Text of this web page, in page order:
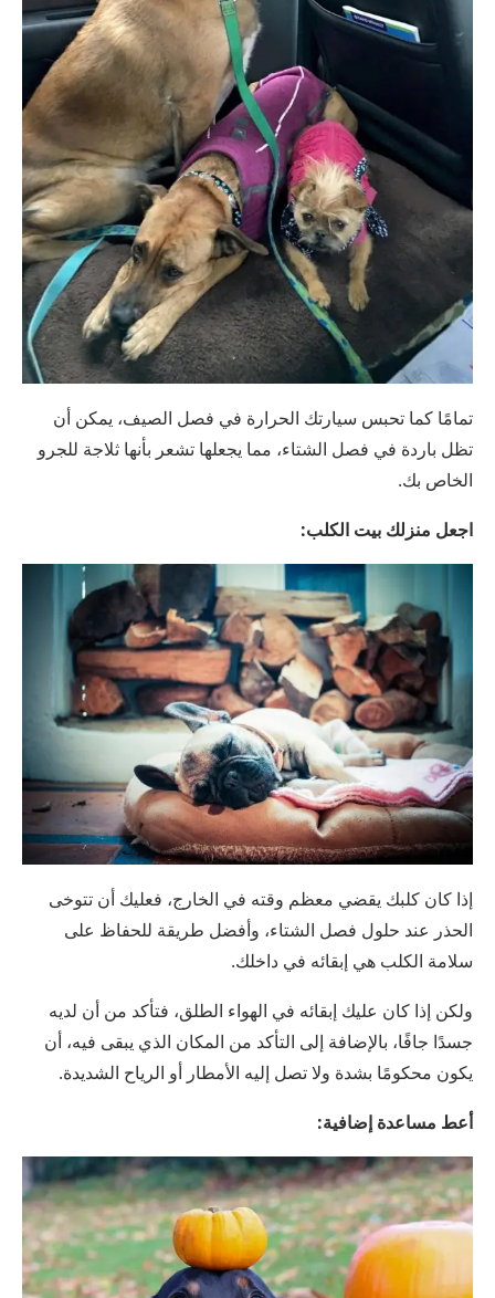
تمامًا كما تحبس سيارتك الحرارة في فصل الصيف، يمكن أن
تظل باردة في فصل الشتاء، مما يجعلها تشعر بأنها ثلاجة للجرو
الخاص بك.
اجعل منزلك بيت الكلب:
إذا كان كلبك يقضي معظم وقته في الخارج، فعليك أن تتوخى
الحذر عند حلول فصل الشتاء، وأفضل طريقة للحفاظ على
سلامة الكلب هي إبقائه في داخلك.
ولكن إذا كان عليك إبقائه في الهواء الطلق، فتأكد من أن لديه
جسدًا جافًا، بالإضافة إلى التأكد من المكان الذي يبقى فيه، أن
يكون محكومًا بشدة ولا تصل إليه الأمطار أو الرياح الشديدة.
أعط مساعدة إضافية: